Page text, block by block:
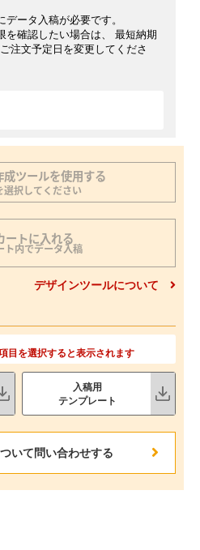
ータ入稿が必要です。
を確認したい場合は、 最短納期
注文予定日を変更してくださ
成ツールを使用する
選択してください
ートに入れる
ト内でデータ入稿
デザインツールについて
目を選択すると表示されます
入稿用
テンプレート
いて問い合わせする